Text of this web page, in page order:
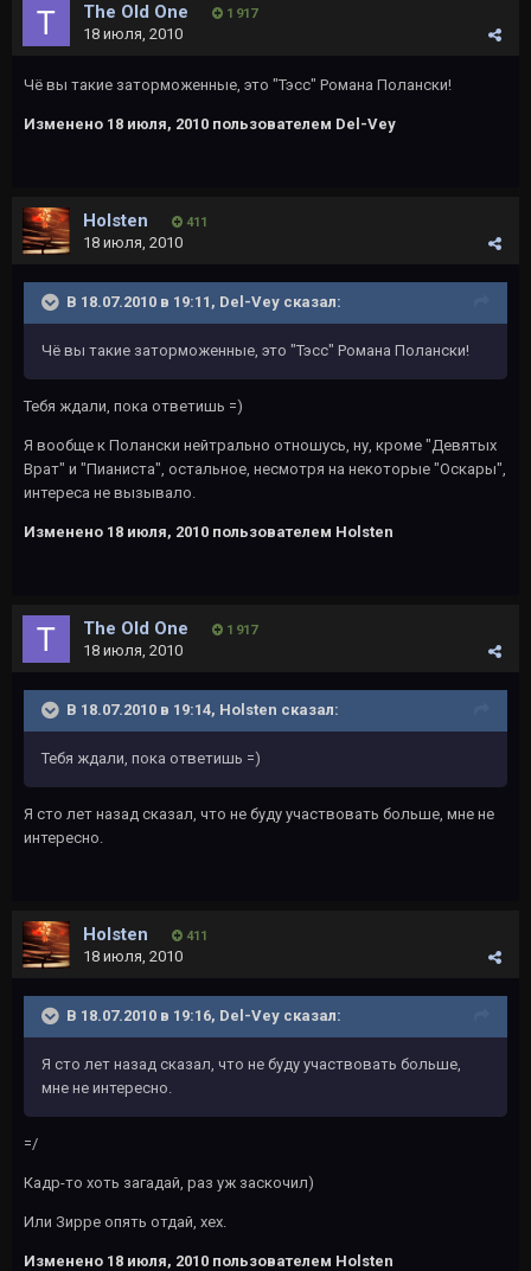
The Old One 1 917
18 июля, 2010
Чё вы такие заторможенные, это "Тэсс" Романа Полански!
Изменено 18 июля, 2010 пользователем Del-Vey
Holsten 411
18 июля, 2010
В 18.07.2010 в 19:11, Del-Vey сказал:
Чё вы такие заторможенные, это "Тэсс" Романа Полански!
Тебя ждали, пока ответишь =)
Я вообще к Полански нейтрально отношусь, ну, кроме "Девятых
Врат" и "Пианиста", остальное, несмотря на некоторые "Оскары",
интереса не вызывало.
Изменено 18 июля, 2010 пользователем Holsten
The Old One 1 917
18 июля, 2010
В 18.07.2010 в 19:14, Holsten сказал:
Тебя ждали, пока ответишь =)
Я сто лет назад сказал, что не буду участвовать больше, мне не
интересно.
Holsten 411
18 июля, 2010
В 18.07.2010 в 19:16, Del-Vey сказал:
Я сто лет назад сказал, что не буду участвовать больше,
мне не интересно.
=/
Кадр-то хоть загадай, раз уж заскочил)
Или Зирре опять отдай, хех.
Изменено 18 июля, 2010 пользователем Holsten